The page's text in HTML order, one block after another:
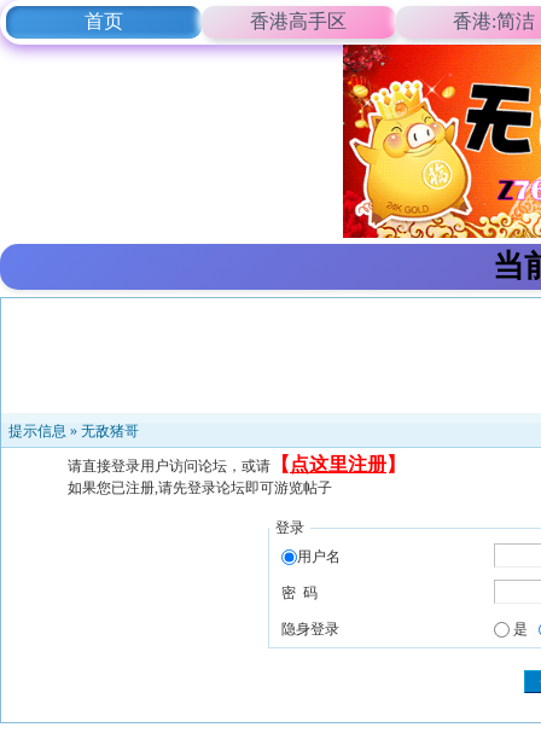
首页 香港高手区 香港:简洁
当
提示信息 » 无敌猪哥
请直接登录用户访问论坛，或请 【 点这里注册】
如果您已注册,请先登录论坛即可游览帖子
登录
用户名
密 码
隐身登录 是